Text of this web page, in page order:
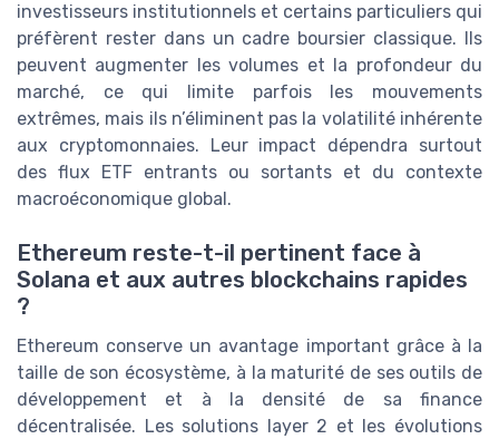
investisseurs institutionnels et certains particuliers qui
préfèrent rester dans un cadre boursier classique. Ils
peuvent augmenter les volumes et la profondeur du
marché, ce qui limite parfois les mouvements
extrêmes, mais ils n’éliminent pas la volatilité inhérente
aux cryptomonnaies. Leur impact dépendra surtout
des flux ETF entrants ou sortants et du contexte
macroéconomique global.
Ethereum reste-t-il pertinent face à
Solana et aux autres blockchains rapides
?
Ethereum conserve un avantage important grâce à la
taille de son écosystème, à la maturité de ses outils de
développement et à la densité de sa finance
décentralisée. Les solutions layer 2 et les évolutions